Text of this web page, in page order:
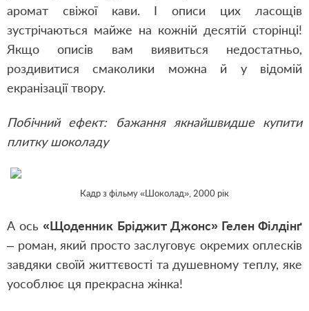
аромат свіжої кави. І описи цих ласощів
зустрічаються майже на кожній десятій сторінці!
Якщо описів вам виявиться недостатньо,
роздивитися смаколики можна й у відомій
екранізації твору.
Побічний ефект: бажання якнайшвидше купити
плитку шоколаду
Кадр з фільму «Шоколад», 2000 рік
А ось«Щоденник Бріджит Джонс» Гелен Філдінґ
– роман, який просто заслуговує окремих оплесків
завдяки своїй життєвості та душевному теплу, яке
уособлює ця прекрасна жінка!